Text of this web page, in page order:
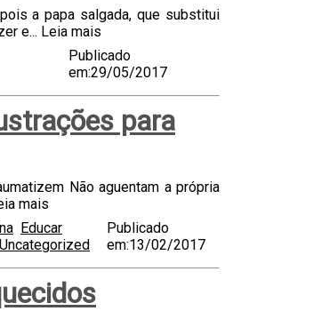
a papa salgada, que substitui
e... Leia mais
Publicado
em:29/05/2017
para
Não aguentam a própria
mais
Educar
Uncategorized
Publicado
em:13/02/2017